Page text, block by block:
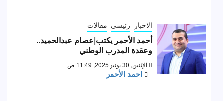
الاخبار رئيسى مقالات
أحمد الأحمر يكتب|عصام عبدالحميد..
وعقدة المدرب الوطني
الإثنين, 30 يونيو 2025, 11:49 ص
احمد الأحمر